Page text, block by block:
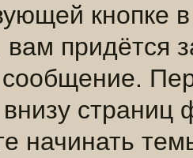
кнопке
придётся
сообщение.
внизу
начинать